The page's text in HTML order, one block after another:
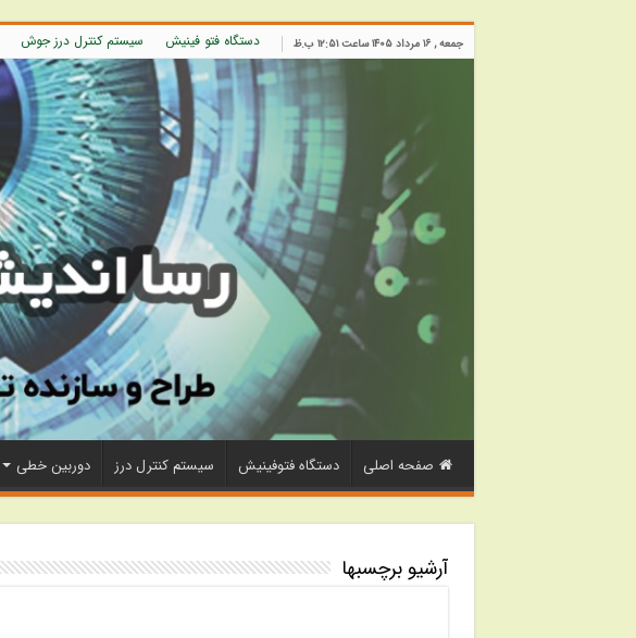
جمعه , ۱۶ مرداد ۱۴۰۵ ساعت ۱۲:۵۱ ب.ظ دستگاه فتو فینیش سیستم کنترل درز جوش
صفحه اصلی دستگاه فتوفینیش سیستم کنترل درز دوربین خطی
آرشیو برچسبها